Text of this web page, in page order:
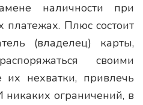
наличности при
платежах. Плюс состоит
(владелец) карты,
своими
нехватки, привлечь
никаких ограничений, в